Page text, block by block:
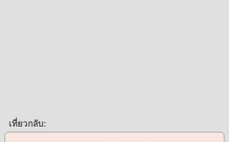
เที่ยวกลับ: